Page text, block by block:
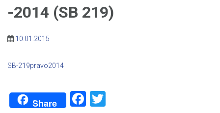
-2014 (SB 219)
10.01.2015
SB-219pravo2014
Share Facebook